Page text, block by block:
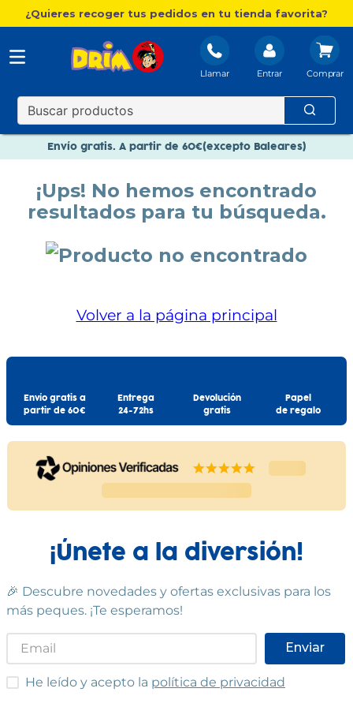
¿Quieres recoger tus pedidos en tu tienda favorita?
Llamar Entrar
Envío gratis. A partir de 60€(excepto Baleares)
Nuevo catálogo Aire Libre
Paga en 3 plazos sin intereses
¡Ups! No hemos encontrado
resultados para tu búsqueda.
Volver a la página principal
Envío gratis a
partir de 60€
Entrega
24-72hs
Devolución
gratis
Papel
de regalo
¡Únete a la diversión!
🎉 Descubre novedades y ofertas exclusivas para los
más peques. ¡Te esperamos!
Enviar
He leído y acepto las condiciones
He leído y acepto la política de privacidad